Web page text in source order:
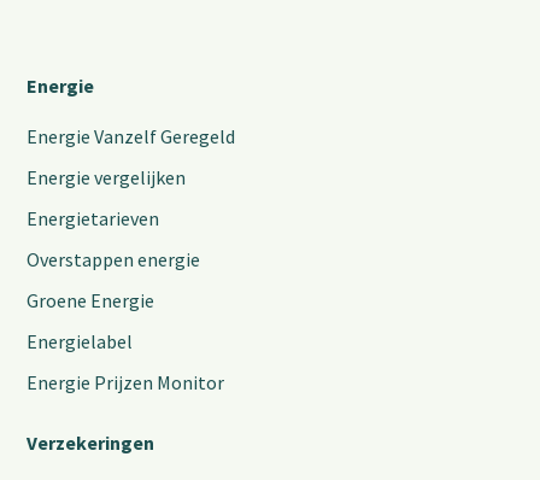
Energie
Energie Vanzelf Geregeld
Energie vergelijken
Energietarieven
Overstappen energie
Groene Energie
Energielabel
Energie Prijzen Monitor
Verzekeringen